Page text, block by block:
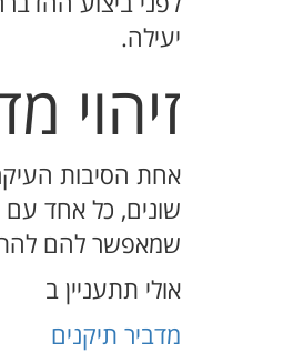
יעילה.
זיהוי
אחת הסיבות
שונים, כל אחד עם
שמאפשר להם
אולי תתעניין ב
מדביר תיקנים